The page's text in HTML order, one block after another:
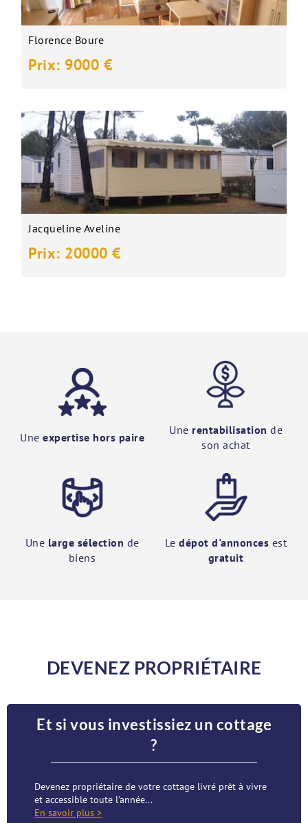
Florence Boure
Prix: 9000 €
Jacqueline Aveline
Prix: 20000 €
Une expertise hors paire
Une rentabilisation de
son achat
Une large sélection de
biens
Ledépot d'annonces est
gratuit
DEVENEZ PROPRIÉTAIRE
Et si vous investissiez un cottage
?
Devenez propriétaire de votre cottage livré prêt à vivre
et accessible toute l'année...
En savoir plus >